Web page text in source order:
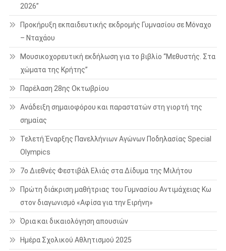
2026”
Προκήρυξη εκπαιδευτικής εκδρομής Γυμνασίου σε Μόναχο
– Νταχάου
Μουσικοχορευτική εκδήλωση για το βιβλίο “Μεθυστής. Στα
χώματα της Κρήτης”
Παρέλαση 28ης Οκτωβρίου
Ανάδειξη σημαιοφόρου και παραστατών στη γιορτή της
σημαίας
Τελετή Έναρξης Πανελλήνιων Αγώνων Ποδηλασίας Special
Olympics
7ο Διεθνές Φεστιβάλ Ελιάς στα Δίδυμα της Μιλήτου
Πρώτη διάκριση μαθήτριας του Γυμνασίου Αντιμάχειας Κω
στον διαγωνισμό «Αφίσα για την Ειρήνη»
Όρια και δικαιολόγηση απουσιών
Ημέρα Σχολικού Αθλητισμού 2025